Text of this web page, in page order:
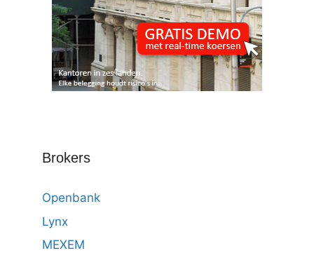
Brokers
Openbank
Lynx
MEXEM